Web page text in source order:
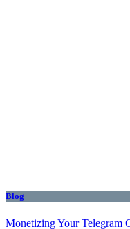
Blog
Monetizing Your Telegram